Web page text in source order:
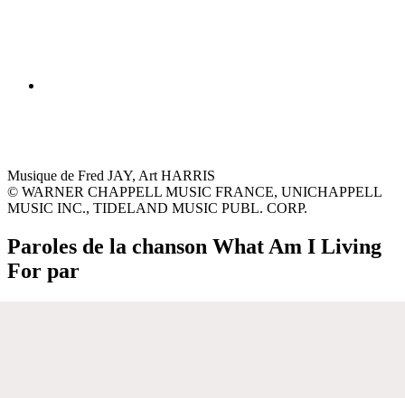
Musique de Fred JAY, Art HARRIS
© WARNER CHAPPELL MUSIC FRANCE, UNICHAPPELL
MUSIC INC., TIDELAND MUSIC PUBL. CORP.
Paroles de la chanson What Am I Living
For par